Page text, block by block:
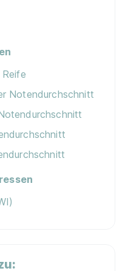
Notendurchschnitt